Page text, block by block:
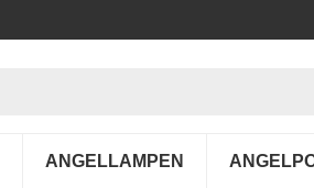
ANGELLAMPEN